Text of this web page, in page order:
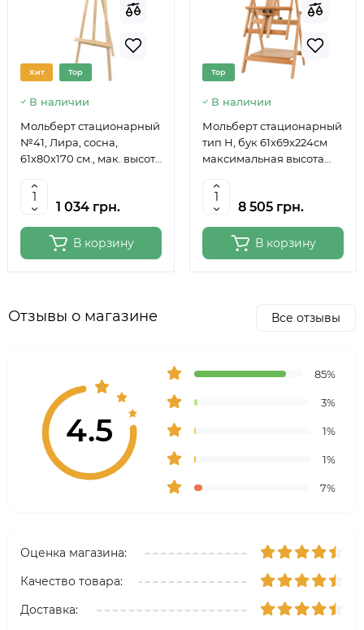
Хит Top
В наличии
Мольберт стационарный
№41, Лира, сосна,
61х80х170 см., мак. высота
Studio
1 034 грн.
В корзину
Top
В наличии
Мольберт стационарный
тип Н, бук 61x69x224см
максимальная высота
6059
8 505 грн.
В корзину
Отзывы о магазине Все отзывы
4.5
85%
3%
1%
1%
7%
Оценка магазина:
Качество товара:
Доставка: